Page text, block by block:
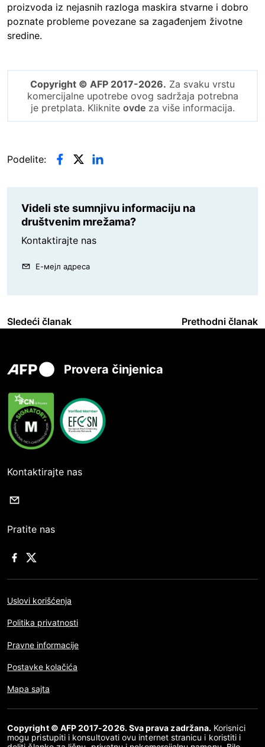
proizvoda iz nejasnih razloga maskira stvarne i dobro
poznate probleme povezane sa zagađenjem životne
sredine.
Copyright © AFP 2017-2026. Za svaku vrstu
komercijalne upotrebe ovog sadržaja potrebna
je pretplata. Kliknite ovdeza više informacija.
Podelite:
Videli ste sumnjivu informaciju na
društvenim mrežama?
Kontaktirajte nas
Е-мејл адреса
Sledeći članak Prethodni članak
Provera činjenica
Kontaktirajte nas
Pratite nas
Uslovi korišćenja
Politika privatnosti
Pravne informacije
Postavke kolačića
Mapa sajta
Copyright © AFP 2017-2026. Sva prava zadržana. Korisnici
mogu pristupiti i konsultovati ovu internet stranicu i koristiti i